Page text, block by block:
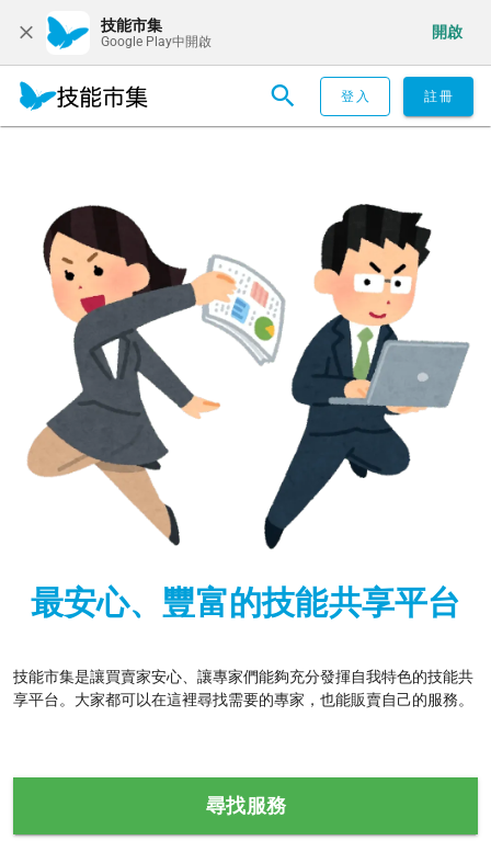
技能市集
Google Play中開啟
開啟
登入 註冊
最安心、豐富的技能共享平台
技能市集是讓買賣家安心、讓專家們能夠充分發揮自我特色的技能共
享平台。大家都可以在這裡尋找需要的專家，也能販賣自己的服務。
尋找服務